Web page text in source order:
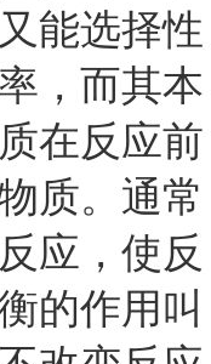
能选择性
，而其本
在反应前
质。通常
应，使反
的作用叫